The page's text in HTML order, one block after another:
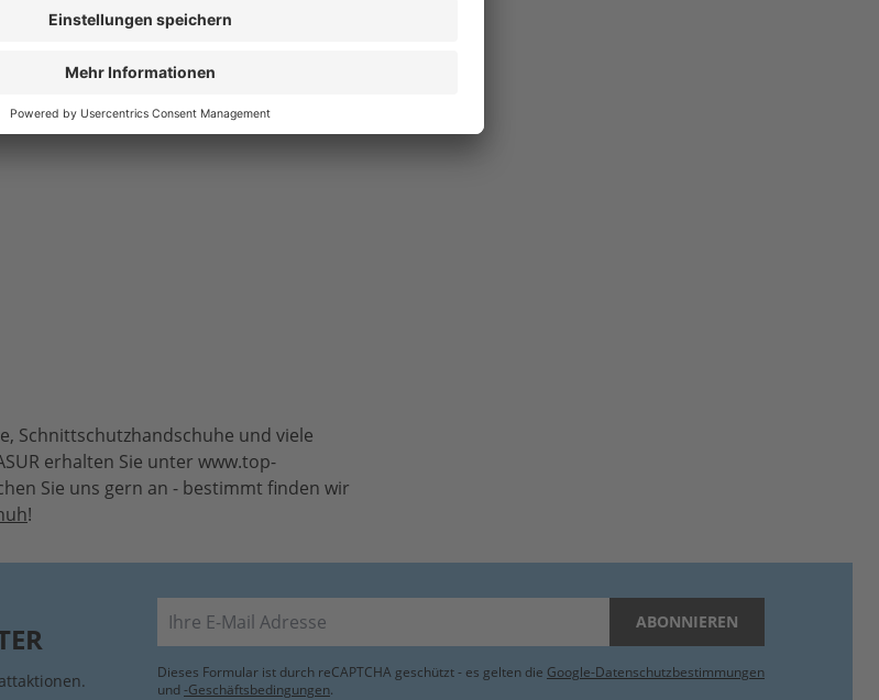
Schnittschutzhandschuhe und viele
erhalten Sie unter www.top-
Sie uns gern an - bestimmt finden wir
!
E-Mail ABONNIEREN
Dieses Formular ist durch reCAPTCHA geschützt - es gelten die Google-Datenschutzbestimmungen
und -Geschäftsbedingungen.